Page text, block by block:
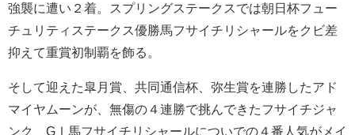
強襲に遭い２着。スプリングステークスでは朝日杯フュー
チュリティステークス優勝馬フサイチリシャールをクビ差
抑えて重賞初制覇を飾る。
そして迎えた皐月賞、共同通信杯、弥生賞を連勝したアド
マイヤムーンが、無傷の４連勝で挑んできたフサイチジャ
ンク、GⅠ馬フサイチリシャールについでの４番人気がメイ